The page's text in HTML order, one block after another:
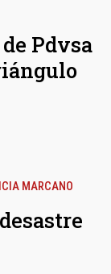
Pdvsa
MARCANO